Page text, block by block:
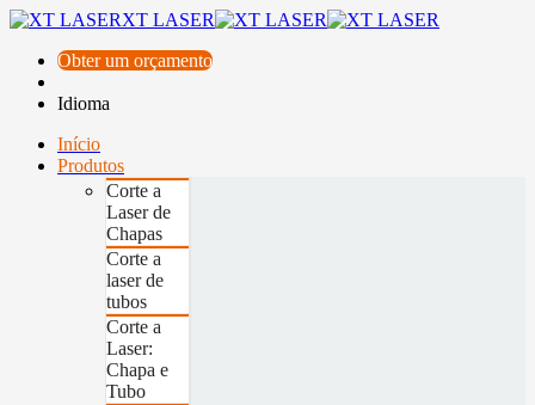
XT LASER
Obter um orçamento
Idioma
Início
Produtos
Corte a
Laser de
Chapas
Corte a
laser de
tubos
Corte a
Laser:
Chapa e
Tubo